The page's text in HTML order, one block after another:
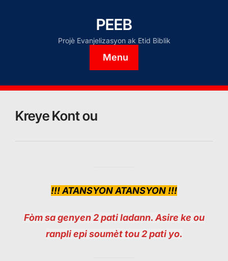
PEEB
Projè Evanjelizasyon ak Etid Biblik
Menu
Kreye Kont ou
!!! ATANSYON ATANSYON !!!
Fòm sa genyen 2 pati ladann. Asire ke ou
ranpli epi soumèt tou 2 pati yo.